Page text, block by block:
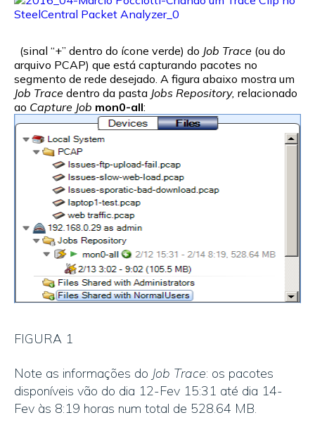
(sinal “+” dentro do ícone verde) do Job Trace (ou do
arquivo PCAP) que está capturando pacotes no
segmento de rede desejado. A figura abaixo mostra um
Job Trace dentro da pasta Jobs Repository, relacionado
ao Capture Job mon0-all:
FIGURA 1
Note as informações do Job Trace: os pacotes
disponíveis vão do dia 12-Fev 15:31 até dia 14-
Fev às 8:19 horas num total de 528.64 MB.